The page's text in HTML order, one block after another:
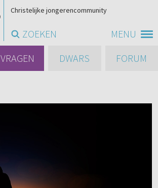
MENU
Christelijke jongerencommunity
ZOEKEN
VRAGEN DWARS FORUM